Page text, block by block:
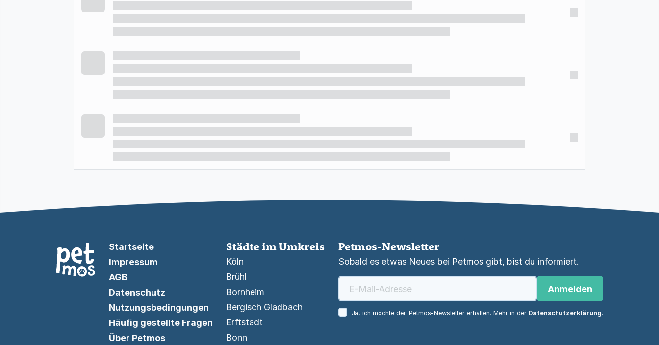
Startseite
Impressum
AGB
Datenschutz
Nutzungsbedingungen
Häufig gestellte Fragen
Über Petmos
Städte im Umkreis
Köln
Brühl
Bornheim
Bergisch Gladbach
Erftstadt
Bonn
Petmos-Newsletter
Sobald es etwas Neues bei Petmos gibt, bist du informiert.
Anmelden
Ja, ich möchte den Petmos-Newsletter erhalten. Mehr in der Datenschutzerklärung.